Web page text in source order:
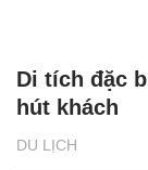
DU LỊCH
Di tích đặc
hút khách